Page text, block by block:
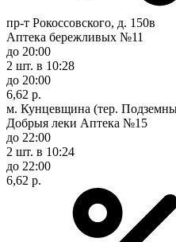
пр-т Рокоссовского, д. 150в
Аптека бережливых №11
до 20:00
2 шт. в 10:28
до 20:00
6,62 р.
м. Кунцевщина (тер.
Добрыя леки Аптека №15
до 22:00
2 шт. в 10:24
до 22:00
6,62 р.